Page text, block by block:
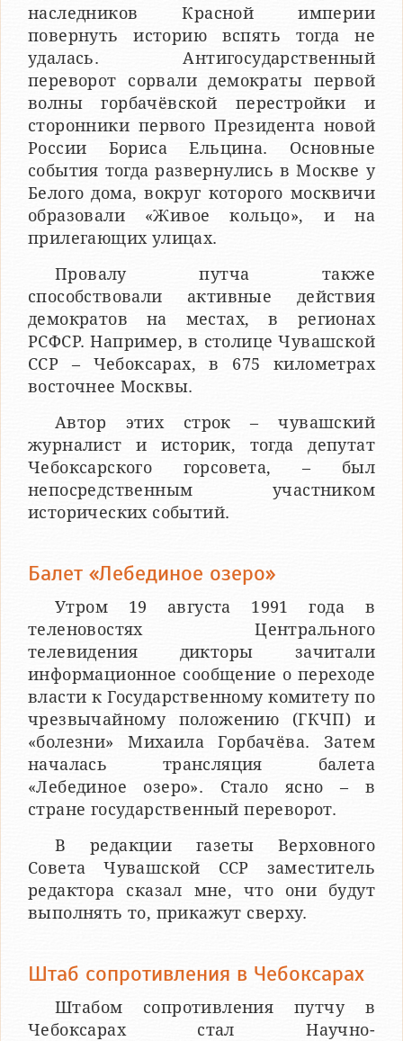
наследников Красной империи
повернуть историю вспять тогда не
удалась. Антигосударственный
переворот сорвали демократы первой
волны горбачёвской перестройки и
сторонники первого Президента новой
России Бориса Ельцина. Основные
события тогда развернулись в Москве у
Белого дома, вокруг которого москвичи
образовали «Живое кольцо», и на
прилегающих улицах.
Провалу путча также
способствовали активные действия
демократов на местах, в регионах
РСФСР. Например, в столице Чувашской
ССР – Чебоксарах, в 675 километрах
восточнее Москвы.
Автор этих строк – чувашский
журналист и историк, тогда депутат
Чебоксарского горсовета, – был
непосредственным участником
исторических событий.
Балет «Лебединое озеро»
Утром 19 августа 1991 года в
теленовостях Центрального
телевидения дикторы зачитали
информационное сообщение о переходе
власти к Государственному комитету по
чрезвычайному положению (ГКЧП) и
«болезни» Михаила Горбачёва. Затем
началась трансляция балета
«Лебединое озеро». Стало ясно – в
стране государственный переворот.
В редакции газеты Верховного
Совета Чувашской ССР заместитель
редактора сказал мне, что они будут
выполнять то, прикажут сверху.
Штаб сопротивления в Чебоксарах
Штабом сопротивления путчу в
Чебоксарах стал Научно-